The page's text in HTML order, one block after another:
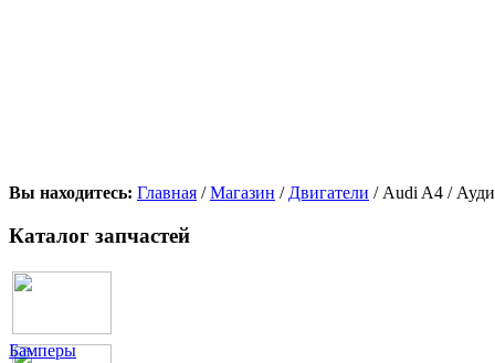
Вы находитесь: Главная /Магазин / Двигатели / Audi A4 /
Каталог запчастей
Бамперы